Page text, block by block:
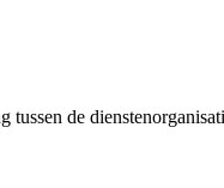
tussen de